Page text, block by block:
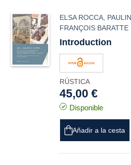
ELSA ROCCA
FRANÇOIS BARATTE
Introduction
RÚSTICA
45,00 €
Disponible
Añadir a la cesta